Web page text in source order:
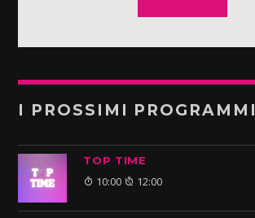
I PROSSIMI PROGRAMMI
TOP TIME
10:00 12:00